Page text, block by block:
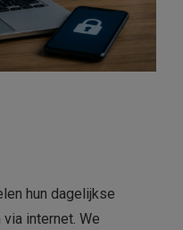
hun dagelijkse
internet. We